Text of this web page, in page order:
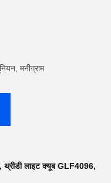
मनीग्राम
, थ्रीडी लाइट क्यूब GLF4096,